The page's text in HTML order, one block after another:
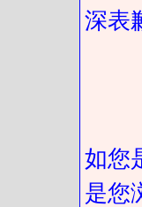
深表
如您
是您